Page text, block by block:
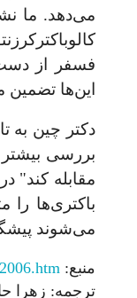
می‌دهد. ما
فسفر از
این‌ها تضمین
دکتر چین به
بررسی
مقابله کند"
باکتریها را
میشوند
منبع:
ترجمه: زهرا